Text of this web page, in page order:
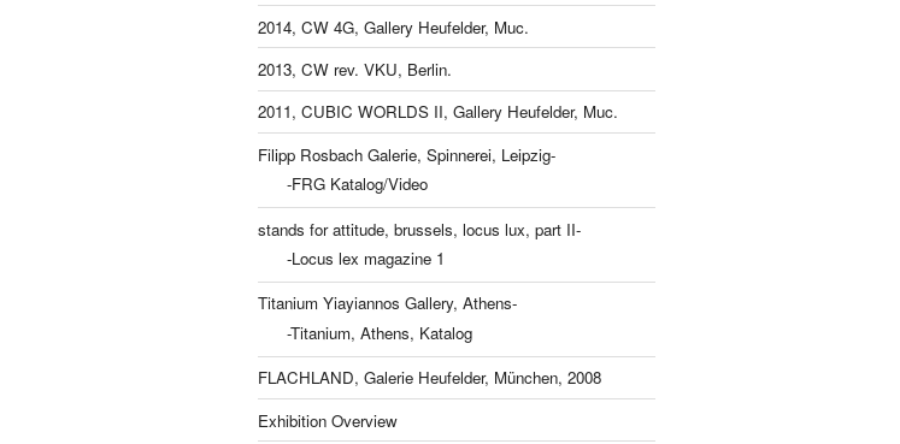
2014, CW 4G, Gallery Heufelder, Muc.
2013, CW rev. VKU, Berlin.
2011, CUBIC WORLDS II, Gallery Heufelder, Muc.
Filipp Rosbach Galerie, Spinnerei, Leipzig-
-FRG Katalog/Video
stands for attitude, brussels, locus lux, part II-
-Locus lex magazine 1
Titanium Yiayiannos Gallery, Athens-
-Titanium, Athens, Katalog
FLACHLAND, Galerie Heufelder, München, 2008
Exhibition Overview